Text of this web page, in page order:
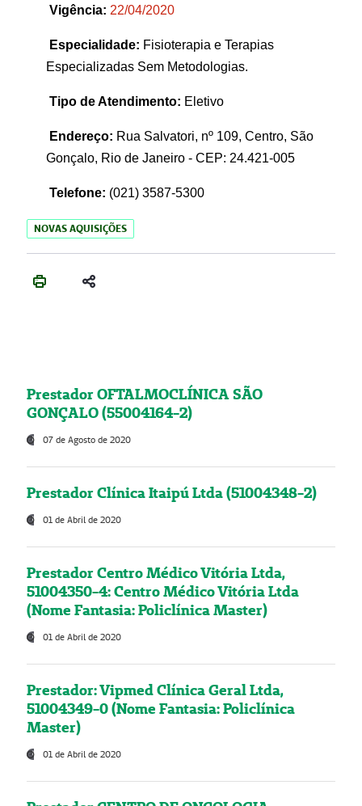
Vigência: 22/04/2020
Especialidade: Fisioterapia e Terapias
Especializadas Sem Metodologias.
Tipo de Atendimento: Eletivo
Endereço: Rua Salvatori, nº 109, Centro, São
Gonçalo, Rio de Janeiro - CEP: 24.421-005
Telefone: (021) 3587-5300
NOVAS AQUISIÇÕES
Prestador OFTALMOCLÍNICA SÃO
GONÇALO (55004164-2)
07 de Agosto de 2020
Prestador Clínica Itaipú Ltda (51004348-2)
01 de Abril de 2020
Prestador Centro Médico Vitória Ltda,
51004350-4: Centro Médico Vitória Ltda
(Nome Fantasia: Policlínica Master)
01 de Abril de 2020
Prestador: Vipmed Clínica Geral Ltda,
51004349-0 (Nome Fantasia: Policlínica
Master)
01 de Abril de 2020